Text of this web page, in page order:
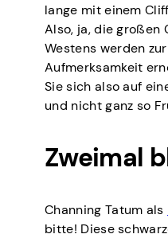
lange mit einem
Also, ja, die großen
Westens werden
Aufmerksamkeit
Sie sich also auf
und nicht ganz so
Zweimal
Channing Tatum als
bitte! Diese